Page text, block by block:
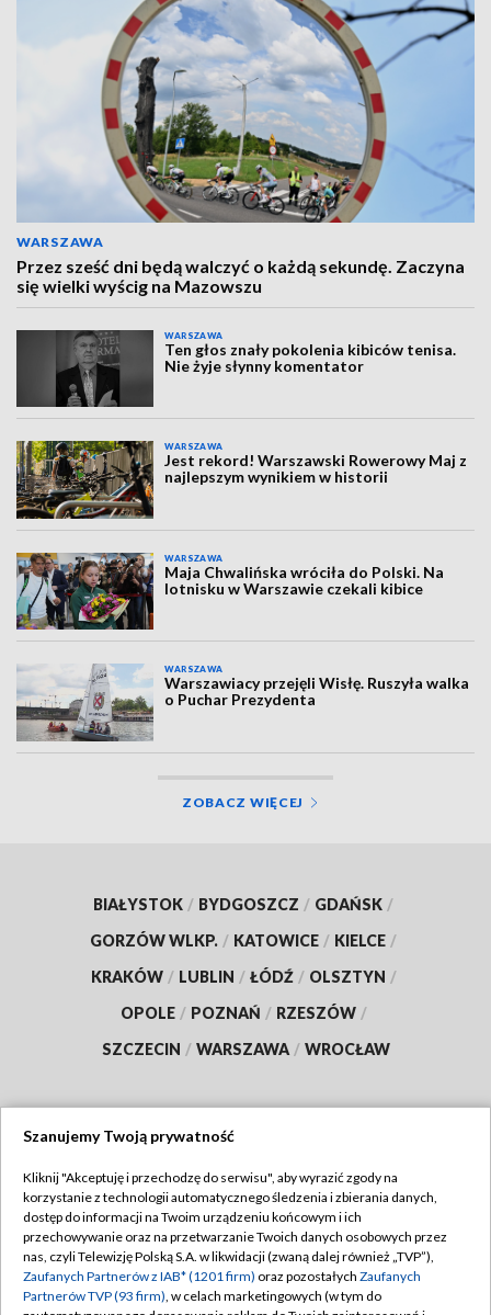
WARSZAWA
Przez sześć dni będą walczyć o każdą sekundę. Zaczyna
się wielki wyścig na Mazowszu
WARSZAWA
Ten głos znały pokolenia kibiców tenisa.
Nie żyje słynny komentator
WARSZAWA
Jest rekord! Warszawski Rowerowy Maj z
najlepszym wynikiem w historii
WARSZAWA
Maja Chwalińska wróciła do Polski. Na
lotnisku w Warszawie czekali kibice
WARSZAWA
Warszawiacy przejęli Wisłę. Ruszyła walka
o Puchar Prezydenta
ZOBACZ WIĘCEJ
BIAŁYSTOK / BYDGOSZCZ / GDAŃSK /
GORZÓW WLKP. / KATOWICE / KIELCE /
KRAKÓW / LUBLIN / ŁÓDŹ / OLSZTYN /
OPOLE / POZNAŃ / RZESZÓW /
SZCZECIN / WARSZAWA / WROCŁAW
TVP
Abonament TVP
Emisja w TVP
Centrum informacji TVP
Regulamin TVP
Polityka prywatności
Szanujemy Twoją prywatność
Kliknij "Akceptuję i przechodzę do serwisu", aby wyrazić zgody na
korzystanie z technologii automatycznego śledzenia i zbierania danych,
dostęp do informacji na Twoim urządzeniu końcowym i ich
przechowywanie oraz na przetwarzanie Twoich danych osobowych przez
nas, czyli Telewizję Polską S.A. w likwidacji (zwaną dalej również „TVP”),
Zaufanych Partnerów z IAB* (1201 firm) oraz pozostałych Zaufanych
Partnerów TVP (93 firm), w celach marketingowych (w tym do